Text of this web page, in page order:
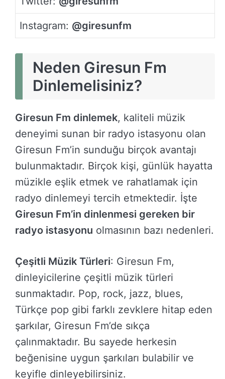
Instagram: @giresunfm
Neden Giresun Fm
Dinlemelisiniz?
Giresun Fm dinlemek, kaliteli müzik
deneyimi sunan bir radyo istasyonu olan
Giresun Fm’in sunduğu birçok avantajı
bulunmaktadır. Birçok kişi, günlük hayatta
müzikle eşlik etmek ve rahatlamak için
radyo dinlemeyi tercih etmektedir. İşte
Giresun Fm’in dinlenmesi gereken bir
radyo istasyonu olmasının bazı nedenleri.
Çeşitli Müzik Türleri: Giresun Fm,
dinleyicilerine çeşitli müzik türleri
sunmaktadır. Pop, rock, jazz, blues,
Türkçe pop gibi farklı zevklere hitap eden
şarkılar, Giresun Fm’de sıkça
çalınmaktadır. Bu sayede herkesin
beğenisine uygun şarkıları bulabilir ve
keyifle dinleyebilirsiniz.